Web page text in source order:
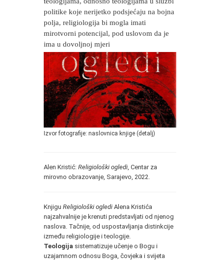
politike koje nerijetko podsjećaju na bojna
polja, religiologija bi mogla imati
mirotvorni potencijal, pod uslovom da je
ima u dovoljnoj mjeri
Izvor fotografije: naslovnica knjige (detalj)
Alen Kristić: Religiološki ogledi , Centar za
mirovno obrazovanje, Sarajevo, 2022.
Knjigu Religiološki ogledi Alena Kristića
najzahvalnije je krenuti predstavljati od njenog
naslova. Tačnije, od uspostavljanja distinkcije
između religiologije i teologije.
Teologija sistematizuje učenje o Bogu i
uzajamnom odnosu Boga, čovjeka i svijeta